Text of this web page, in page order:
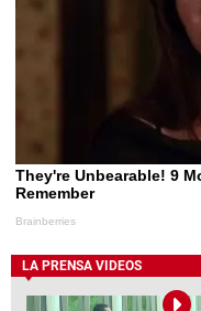
LA PRENSA VIDEOS